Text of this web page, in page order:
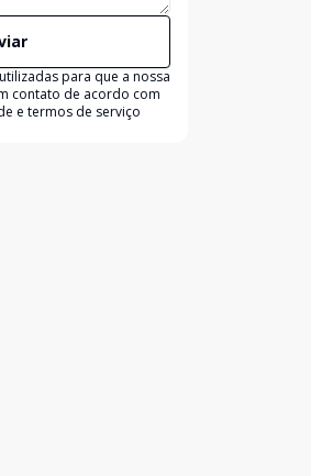
para que a nossa
contato de acordo com
e termos de serviço